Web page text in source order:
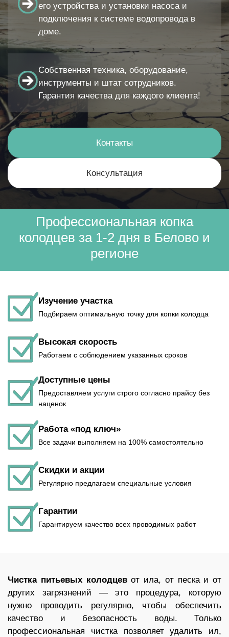
его устройства и установки насоса и
подключения к системе водопровода в
доме.
Собственная техника, оборудование,
инструменты и штат сотрудников.
Гарантия качества для каждого клиента!
Контакты
Консультация
Профессиональная копка
колодцев за 1-2 дня в Белово и
регионе
Изучение участка
Подбираем оптимальную точку для копки колодца
Высокая скорость
Работаем с соблюдением указанных сроков
Доступные цены
Предоставляем услуги строго согласно прайсу без
наценок
Работа «под ключ»
Все задачи выполняем на 100% самостоятельно
Скидки и акции
Регулярно предлагаем специальные условия
Гарантии
Гарантируем качество всех проводимых работ
Чистка питьевых колодцевот ила, от песка и от
других загрязнений — это процедура, которую
нужно проводить регулярно, чтобы обеспечить
качество и безопасность воды. Только
профессиональная чистка позволяет удалить ил,